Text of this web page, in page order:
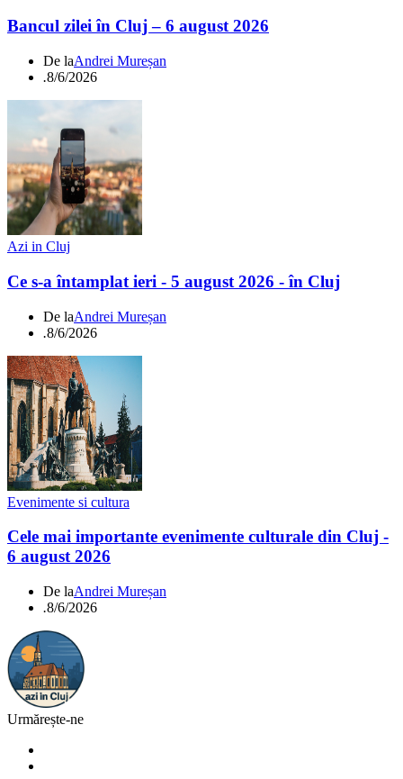
Bancul zilei în Cluj – 6 august 2026
De laAndrei Mureșan
.8/6/2026
Azi in Cluj
Ce s-a întamplat ieri - 5 august 2026 - în Cluj
De laAndrei Mureșan
.8/6/2026
Evenimente si cultura
Cele mai importante evenimente culturale din Cluj -
6 august 2026
De laAndrei Mureșan
.8/6/2026
Urmărește-ne